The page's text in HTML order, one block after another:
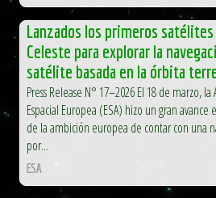
Lanzados los primeros satélites
Celeste para explorar la
satélite basada en la órbita
Press Release N° 17–2026 El 18 de marzo, la
Espacial Europea (ESA) hizo un gran avance
de la ambición europea de contar con una
por...
ESA